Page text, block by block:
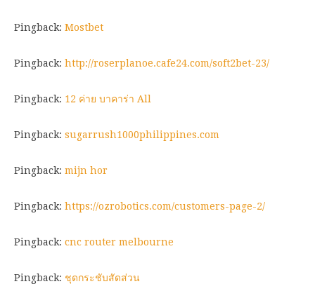
Pingback: Mostbet
Pingback: http://roserplanoe.cafe24.com/soft2bet-23/
Pingback: 12 ค่าย บาคาร่า All
Pingback: sugarrush1000philippines.com
Pingback: mijn hor
Pingback: https://ozrobotics.com/customers-page-2/
Pingback: cnc router melbourne
Pingback: ชุดกระชับสัดส่วน